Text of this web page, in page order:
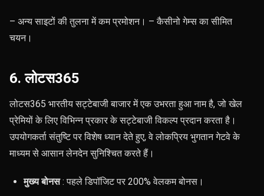
– अन्य साइटों की तुलना में कम प्रमोशन। – कैसीनो गेम्स का सीमित
चयन।
6. लोटस365
लोटस365 भारतीय सट्टेबाजी बाजार में एक उभरता हुआ नाम है, जो खेल
प्रेमियों के लिए विभिन्न प्रकार के सट्टेबाजी विकल्प प्रदान करता है।
उपयोगकर्ता संतुष्टि पर विशेष ध्यान देते हुए, वे लोकप्रिय भुगतान गेटवे के
माध्यम से आसान लेनदेन सुनिश्चित करते हैं।
मुख्य बोनस: पहले डिपॉजिट पर 200% वेलकम बोनस।